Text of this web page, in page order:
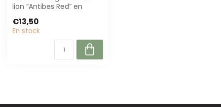
lion “Antibes Red” en
lang. Par 10 ti...
€13,50
En stock